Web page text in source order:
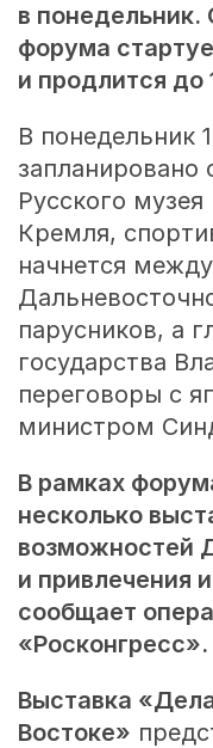
в понедельник.
форума
и продлится до
В понедельник
запланировано
Русского
Кремля,
начнется
парусников, а
государства
переговоры с
министром
В рамках
несколько
возможностей
и привлечения
сообщает
«Росконгресс».
Выставка
Востоке»